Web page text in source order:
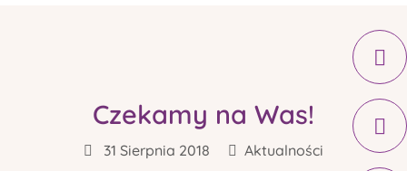
Czekamy na Was!
31 Sierpnia 2018 Aktualności